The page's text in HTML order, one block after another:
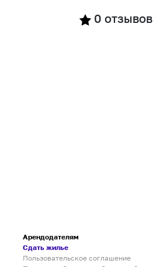
0 отзывов
Арендодателям
Сдать жилье
Пользовательское соглашение